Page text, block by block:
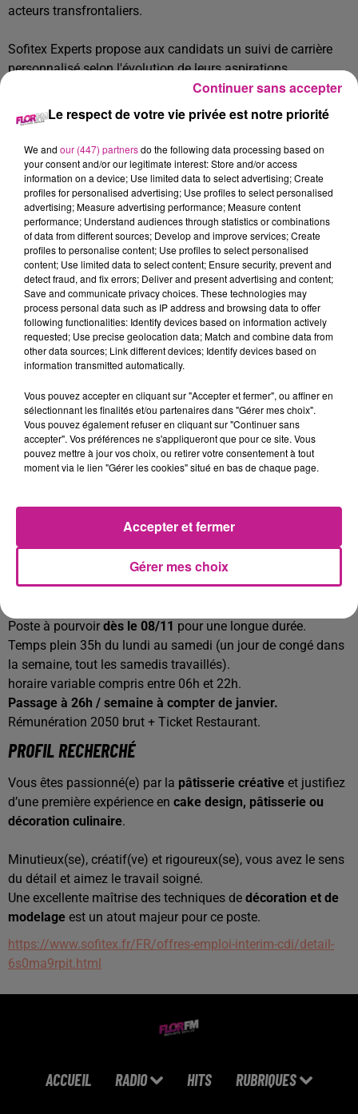
acteurs transfrontaliers.
Sofitex Experts propose aux candidats un suivi de carrière
personnalisé selon l'évolution de leurs aspirations
Sofitex Experts fonde sa dynamique et son succès sur le
professionnalisme de ses équipes, sa forte réactivité et sa
proximité.
DESCRIPTION DE L'OFFRE
Nous recherchons pour notre client basé à Mulhouse un
Cake Designer / Pâtissier Décorateur (H/F).
Vos missions :
Assurer la préparation des bases
pâtissières(génoises, crèmes, ganaches, biscuits,
glaçages…).
décoration artistique
modelage, glaçage, utilisation de pâte à sucre,
aérographe, colorants, etc.
Garantir laqualité esthétique et gustativedes produits
proposés.
produits.
règles d’hygiène et de sécurité
alimentaire (HACCP).
Entretenir et nettoyer son plan de travail et son matériel
Poste à pourvoir dès le 08/11 pour une longue durée.
Temps plein 35h du lundi au samedi (un jour de congé dans
la semaine, tout les samedis travaillés).
horaire variable compris entre 06h et 22h.
Passage à 26h / semaine à compter de janvier.
Rémunération 2050 brut + Ticket Restaurant.
PROFIL RECHERCHÉ
Vous êtes passionné(e) par la pâtisserie créative et justifiez
d’une première expérience en cake design, pâtisserie ou
décoration culinaire.
Minutieux(se), créatif(ve) et rigoureux(se), vous avez le sens
du détail et aimez le travail soigné.
Une excellente maîtrise des techniques de décoration et de
modelage est un atout majeur pour ce poste.
https://www.sofitex.fr/FR/offres-emploi-interim-cdi/detail-
6s0ma9rpit.html
ACCUEIL RADIO HITS RUBRIQUES
Le respect de votre vie privée est notre priorité
We and our (447) partnersdo the following data processing based on
your consent and/or our legitimate interest: Store and/or access
information on a device; Use limited data to select advertising; Create
profiles for personalised advertising; Use profiles to select personalised
advertising; Measure advertising performance; Measure content
performance; Understand audiences through statistics or combinations
of data from different sources; Develop and improve services; Create
profiles to personalise content; Use profiles to select personalised
content; Use limited data to select content; Ensure security, prevent and
detect fraud, and fix errors; Deliver and present advertising and content;
Save and communicate privacy choices. These technologies may
process personal data such as IP address and browsing data to offer
following functionalities: Identify devices based on information actively
requested; Use precise geolocation data; Match and combine data from
other data sources; Link different devices; Identify devices based on
information transmitted automatically.
Vous pouvez accepter en cliquant sur "Accepter et fermer", ou affiner en
sélectionnant les finalités et/ou partenaires dans "Gérer mes choix".
Vous pouvez également refuser en cliquant sur "Continuer sans
accepter". Vos préférences ne s'appliqueront que pour ce site. Vous
pouvez mettre à jour vos choix, ou retirer votre consentement à tout
moment via le lien "Gérer les cookies" situé en bas de chaque page.
Gérer mes choix
Accepter et fermer
Continuer sans accepter